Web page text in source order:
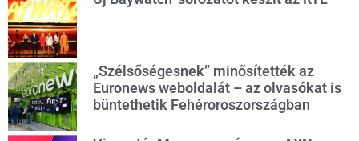
„Szélsőségesnek” minősítették az
Euronews weboldalát – az olvasókat is
büntethetik Fehéroroszországban